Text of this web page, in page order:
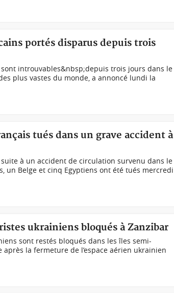
portés disparus depuis trois
introuvables&nbsp;depuis trois jours dans le
plus vastes du monde, a annoncé lundi la
tués dans un grave accident à
à un accident de circulation survenu dans le
un Belge et cinq Egyptiens ont été tués mercredi
ukrainiens bloqués à Zanzibar
sont restés bloqués dans les îles semi-
la fermeture de l’espace aérien ukrainien